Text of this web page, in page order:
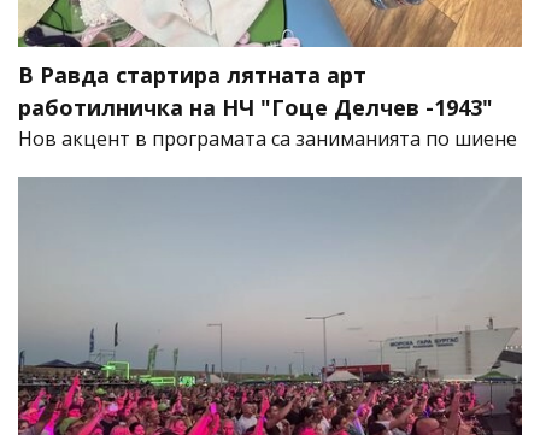
В Равда стартира лятната арт
работилничка на НЧ "Гоце Делчев -1943"
Нов акцент в програмата са заниманията по шиене